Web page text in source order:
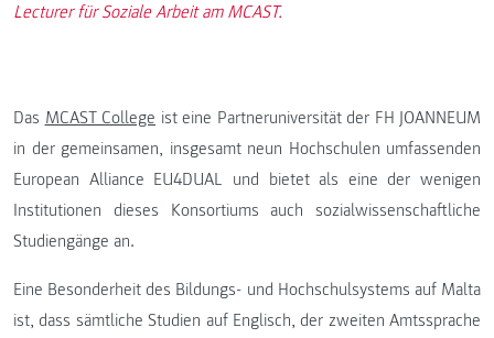
Lecturer für Soziale Arbeit am MCAST.
Das MCAST College ist eine Partneruniversität der FH JOANNEUM
in der gemeinsamen, insgesamt neun Hochschulen umfassenden
European Alliance EU4DUAL und bietet als eine der wenigen
Institutionen dieses Konsortiums auch sozialwissenschaftliche
Studiengänge an.
Eine Besonderheit des Bildungs- und Hochschulsystems auf Malta
ist, dass sämtliche Studien auf Englisch, der zweiten Amtssprache